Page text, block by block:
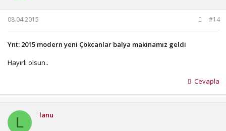
08.04.2015 #14
Ynt: 2015 modern yeni Çokcanlar balya makinamız geldi
Hayırlı olsun..
Cevapla
L lanu